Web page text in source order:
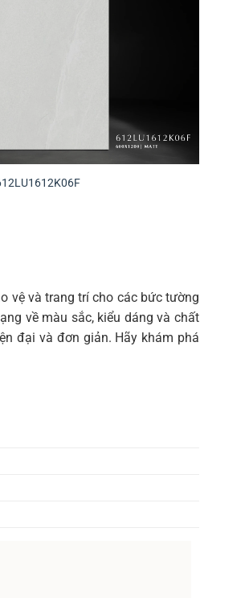
vệ và trang trí cho các bức tường
về màu sắc, kiểu dáng và chất
đại và đơn giản. Hãy khám phá